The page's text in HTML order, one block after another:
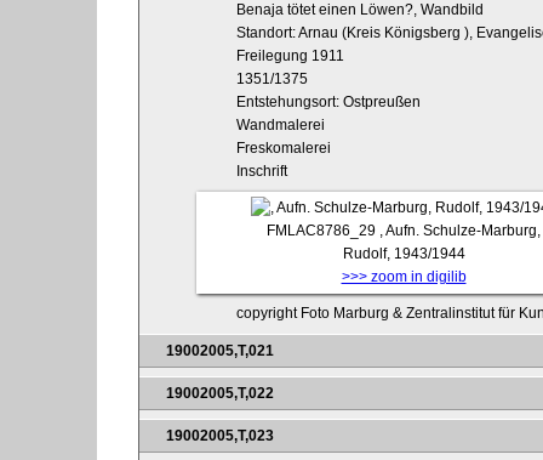
Benaja tötet einen Löwen?, Wandbild
Standort: Arnau (Kreis Königsberg ),
Freilegung 1911
1351/1375
Entstehungsort: Ostpreußen
Wandmalerei
Freskomalerei
Inschrift
FMLAC8786_29 , Aufn. Schulze-Marburg,
Rudolf, 1943/1944
>>> zoom in digilib
copyright Foto Marburg & Zentralinstitut für
19002005,T,021
19002005,T,022
19002005,T,023